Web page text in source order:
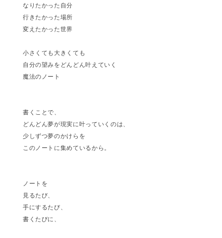
なりたかった自分
行きたかった場所
変えたかった世界
小さくても大きくても
自分の望みをどんどん叶えていく
魔法のノート
書くことで、
どんどん夢が現実に叶っていくのは、
少しずつ夢のかけらを
このノートに集めているから。
ノートを
見るたび、
手にするたび、
書くたびに、